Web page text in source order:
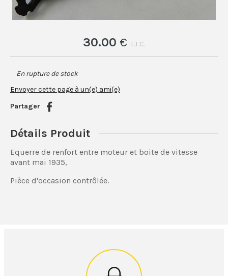
30.00 € T.T.C.
En rupture de stock
Envoyer cette page à un(e) ami(e)
Partager
Détails Produit
Equerre de renfort entre moteur et boite de vitesse
avant mai 1935,
Pièce d'occasion contrôlée.